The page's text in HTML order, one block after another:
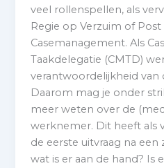
veel rollenspellen, als
Regie op Verzuim of
Casemanagement. Als
Taakdelegatie (CMTD)
verantwoordelijkheid van
Daarom mag je onder
meer weten over de
werknemer. Dit heeft als
de eerste uitvraag na
wat is er aan de hand? Is